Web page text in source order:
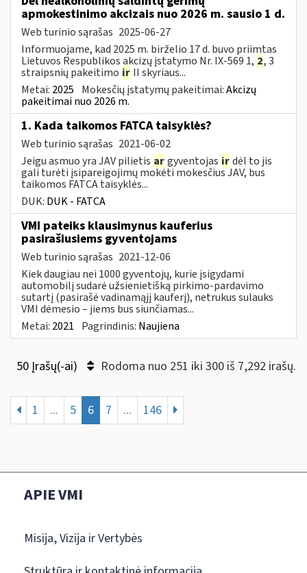
apmokestinimo akcizais nuo 2026 m. sausio 1 d.
Web turinio sąrašas 2025-06-27
Informuojame, kad 2025 m. birželio 17 d. buvo priimtas
Lietuvos Respublikos akcizų įstatymo Nr. IX-569 1, 2, 3
straipsnių pakeitimo ir II skyriaus...
Metai: 2025 Mokesčių įstatymų pakeitimai:Akcizų
pakeitimai nuo 2026 m.
1. Kada taikomos FATCA taisyklės?
Web turinio sąrašas 2021-06-02
Jeigu asmuo yra JAV pilietis argyventojas irdėl to jis
gali turėti įsipareigojimų mokėti mokesčius JAV, bus
taikomos FATCA taisyklės...
DUK: DUK - FATCA
VMI pateiks klausimynus kauferius
pasirašiusiems gyventojams
Web turinio sąrašas 2021-12-06
Kiek daugiau nei 1000 gyventojų, kurie įsigydami
automobilį sudarė užsienietišką pirkimo-pardavimo
sutartį (pasirašė vadinamąjį kauferį), netrukus sulauks
VMI dėmesio – jiems bus siunčiamas...
Metai: 2021 Pagrindinis: Naujiena
50 Įrašų(-ai) Rodoma nuo 251 iki 300 iš 7,292 irašų.
1 ... 5 6 7 ... 146
APIE VMI
Misija, Vizija ir Vertybės